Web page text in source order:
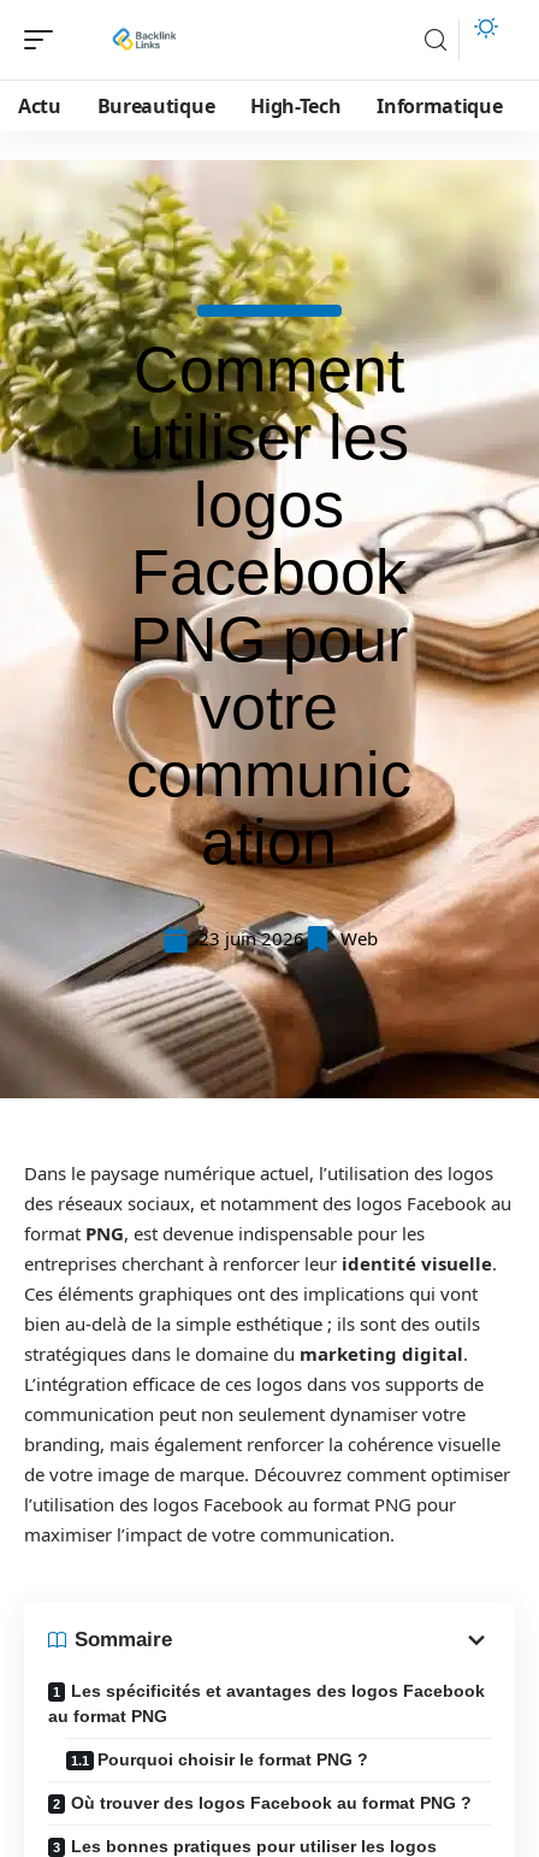
Actu Bureautique High-Tech Informatique
Comment
utiliser les
logos
Facebook
PNG pour
votre
communic
ation
23 juin 2026 Web
Dans le paysage numérique actuel, l’utilisation des logos
des réseaux sociaux, et notamment des logos Facebook au
format PNG, est devenue indispensable pour les
entreprises cherchant à renforcer leur identité visuelle.
Ces éléments graphiques ont des implications qui vont
bien au-delà de la simple esthétique ; ils sont des outils
stratégiques dans le domaine du marketing digital.
L’intégration efficace de ces logos dans vos supports de
communication peut non seulement dynamiser votre
branding, mais également renforcer la cohérence visuelle
de votre image de marque. Découvrez comment optimiser
l’utilisation des logos Facebook au format PNG pour
maximiser l’impact de votre communication.
Sommaire
Les spécificités et avantages des logos Facebook
au format PNG
Pourquoi choisir le format PNG ?
Où trouver des logos Facebook au format PNG ?
Les bonnes pratiques pour utiliser les logos